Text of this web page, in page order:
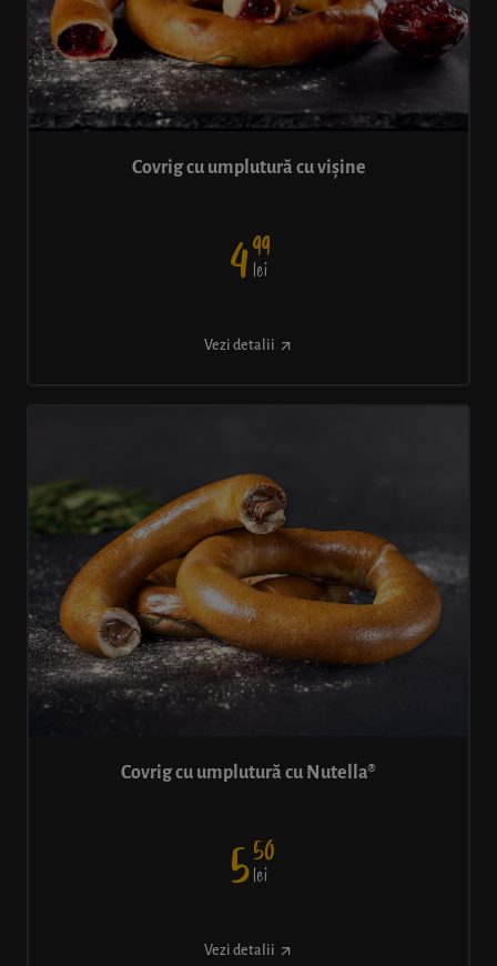
Covrig cu umplutură cu vișine
499
lei
Vezi detalii
Covrig cu umplutură cu Nutella®
550
lei
Vezi detalii